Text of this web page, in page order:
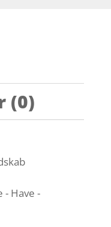
(0)
- Have -